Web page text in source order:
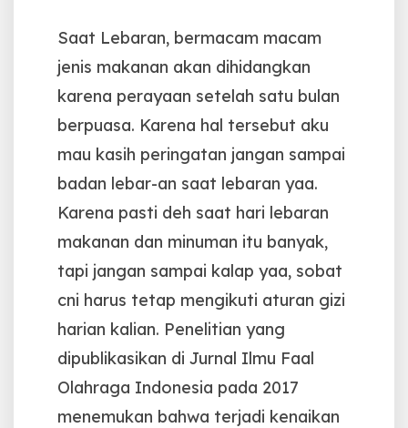
Saat Lebaran, bermacam macam
jenis makanan akan dihidangkan
karena perayaan setelah satu bulan
berpuasa. Karena hal tersebut aku
mau kasih peringatan jangan sampai
badan lebar-an saat lebaran yaa.
Karena pasti deh saat hari lebaran
makanan dan minuman itu banyak,
tapi jangan sampai kalap yaa, sobat
cni harus tetap mengikuti aturan gizi
harian kalian. Penelitian yang
dipublikasikan di Jurnal Ilmu Faal
Olahraga Indonesia pada 2017
menemukan bahwa terjadi kenaikan